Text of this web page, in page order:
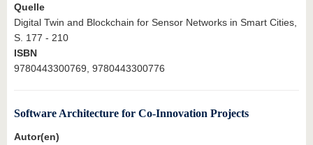
Quelle
Digital Twin and Blockchain for Sensor Networks in Smart Cities,
S. 177 - 210
ISBN
9780443300769, 9780443300776
Software Architecture for Co-Innovation Projects
Autor(en)